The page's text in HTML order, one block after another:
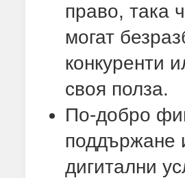
право, така
могат
конкуренти
своя полза.
По-добро
поддържане
дигитални